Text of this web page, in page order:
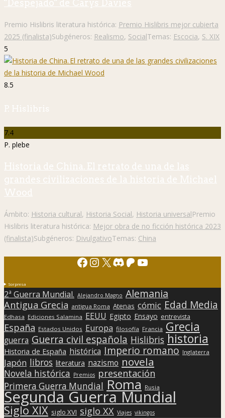
"Despejado" de Carys Davies
Premio Hislibris literatura histórica: Premio Hislibris mejor cubierta
2025 (finalista)Subgéneros: Realismo, SocialTemas: Escocia, S. XIX
5
8.5
P. Hislibris
7.4
P. plebe
Historia de China. El retrato de una de las
grandes civilizaciones de la historia de Michael
Wood
Ámbito: Historia cultural, Historia Social, Historia universalPremio
Hislibris literatura histórica: Mejor obra de no ficción histórica 2023
(finalista)Subgéneros: DivulgativoTemas: China
Facebook
Instagram
X Discord
Patreon
YouTube
Sorpresa
2ª Guerra Mundial. Alejandro Magno Alemania
Antigua Grecia antigua Roma Atenas cómic Edad Media
Edhasa Ediciones Salamina EEUU Egipto Ensayo entrevista
España Estados Unidos Europa filosofía Francia Grecia
guerra Guerra civil española Hislibris historia
Historia de España histórica Imperio romano Inglaterra
Japón libros literatura nazismo novela
Novela histórica Premios presentación
Primera Guerra Mundial Roma Rusia
Segunda Guerra Mundial
Siglo XIX siglo XVI siglo XX Viajes vikingos